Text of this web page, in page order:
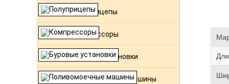
Полуприцепы
Компрессоры
Буровые установки
Поливомоечные машины